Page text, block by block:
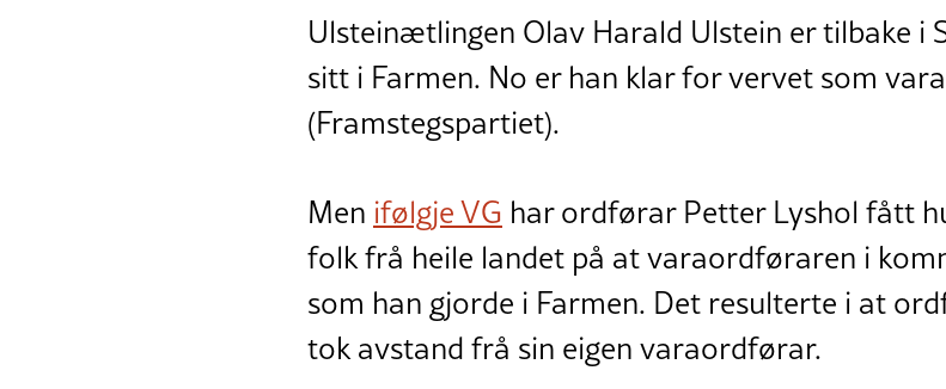
Ulsteinætlingen Olav Harald Ulstein er tilbake i
sitt i Farmen. No er han klar for vervet som
(Framstegspartiet).
Men ifølgje VG har ordførar Petter Lyshol fått
folk frå heile landet på at varaordføraren i
som han gjorde i Farmen. Det resulterte i at
tok avstand frå sin eigen varaordførar.